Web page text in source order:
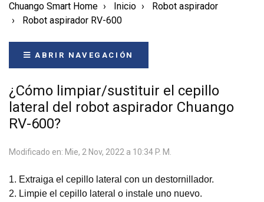
Chuango Smart Home Inicio
Robot aspirador
Robot aspirador RV-600
ABRIR NAVEGACIÓN
¿Cómo limpiar/sustituir el cepillo
lateral del robot aspirador Chuango
RV-600?
Modificado en: Mie, 2 Nov, 2022 a 10:34 P. M.
1. Extraiga el cepillo lateral con un destornillador.
2. Limpie el cepillo lateral o instale uno nuevo.